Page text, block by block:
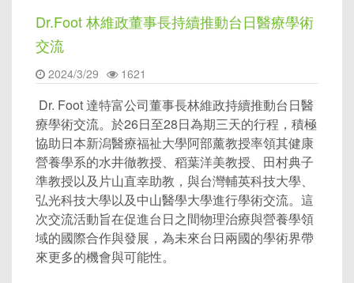
Dr.Foot 林維政董事長持續推動台日醫療學術
交流
2024/3/29 1621
Dr. Foot 達特富公司董事長林維政持續推動台日醫
療學術交流。於26日至28日為期三天的行程，積極
協助日本新潟醫療福祉大學阿部薰教授率領其健康
營養學系的水井徹教授、稻葉洋美教授、田村典子
準教授以及片山直幸助教，與台灣輔英科技大學、
弘光科技大學以及中山醫學大學進行學術交流。這
次交流活動旨在促進台日之間物理治療與營養學領
域的國際合作與發展，為未來台日兩國的學術界帶
來更多的機會與可能性。